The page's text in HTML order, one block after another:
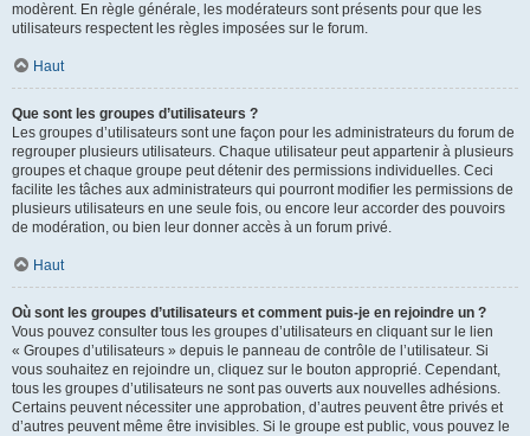
modèrent. En règle générale, les modérateurs sont présents pour que les
utilisateurs respectent les règles imposées sur le forum.
Haut
Que sont les groupes d’utilisateurs ?
Les groupes d’utilisateurs sont une façon pour les administrateurs du forum de
regrouper plusieurs utilisateurs. Chaque utilisateur peut appartenir à plusieurs
groupes et chaque groupe peut détenir des permissions individuelles. Ceci
facilite les tâches aux administrateurs qui pourront modifier les permissions de
plusieurs utilisateurs en une seule fois, ou encore leur accorder des pouvoirs
de modération, ou bien leur donner accès à un forum privé.
Haut
Où sont les groupes d’utilisateurs et comment puis-je en rejoindre un ?
Vous pouvez consulter tous les groupes d’utilisateurs en cliquant sur le lien
« Groupes d’utilisateurs » depuis le panneau de contrôle de l’utilisateur. Si
vous souhaitez en rejoindre un, cliquez sur le bouton approprié. Cependant,
tous les groupes d’utilisateurs ne sont pas ouverts aux nouvelles adhésions.
Certains peuvent nécessiter une approbation, d’autres peuvent être privés et
d’autres peuvent même être invisibles. Si le groupe est public, vous pouvez le